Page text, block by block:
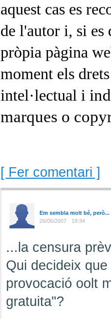
aquest cas es
de l'autor i, si es
pròpia pàgina
moment els
intel·lectual i
marques o
[ Fer comentari ]
Em sembla molt bé, però...
26/06/2007
19:34
...la censura
Qui decideix
provocació oolt
gratuita"?